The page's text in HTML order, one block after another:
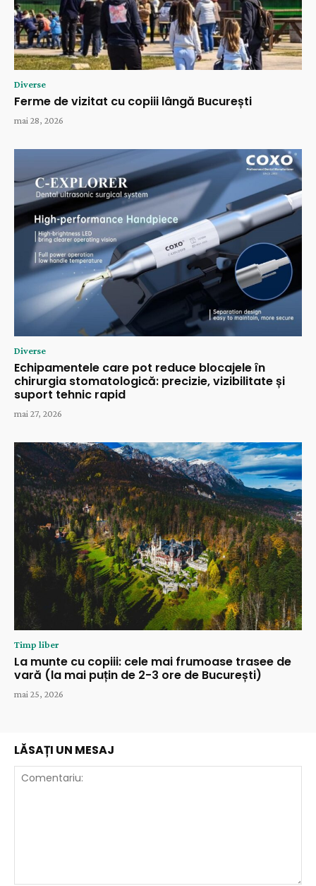
Diverse
Ferme de vizitat cu copiii lângă București
mai 28, 2026
Diverse
Echipamentele care pot reduce blocajele în
chirurgia stomatologică: precizie, vizibilitate și
suport tehnic rapid
mai 27, 2026
Timp liber
La munte cu copiii: cele mai frumoase trasee de
vară (la mai puțin de 2-3 ore de București)
mai 25, 2026
LĂSAȚI UN MESAJ